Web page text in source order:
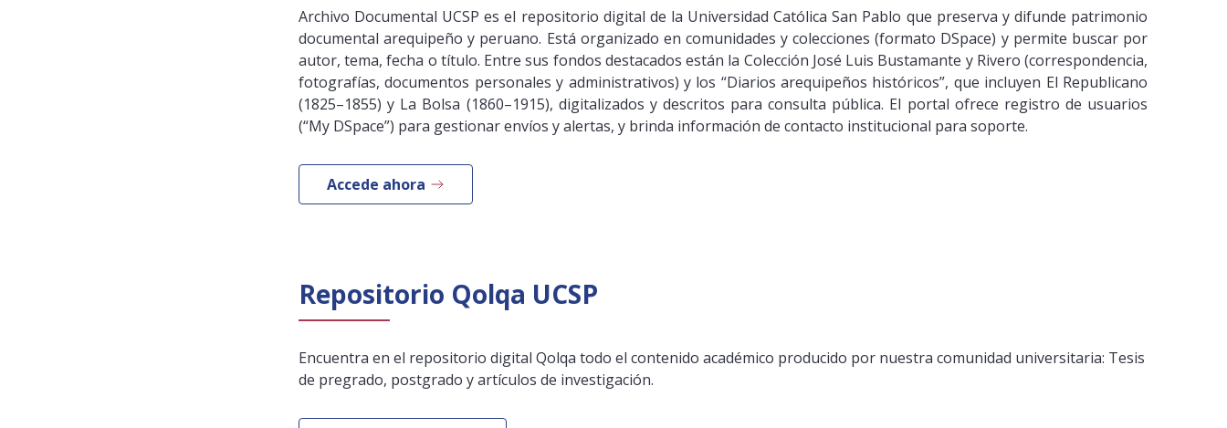
Archivo Documental UCSP es el repositorio digital de la Universidad Católica San Pablo que preserva y difunde patrimonio
documental arequipeño y peruano. Está organizado en comunidades y colecciones (formato DSpace) y permite buscar por
autor, tema, fecha o título. Entre sus fondos destacados están la Colección José Luis Bustamante y Rivero (correspondencia,
fotografías, documentos personales y administrativos) y los “Diarios arequipeños históricos”, que incluyen El Republicano
(1825–1855) y La Bolsa (1860–1915), digitalizados y descritos para consulta pública. El portal ofrece registro de usuarios
(“My DSpace”) para gestionar envíos y alertas, y brinda información de contacto institucional para soporte.
Accede ahora
Repositorio Qolqa UCSP
Encuentra en el repositorio digital Qolqa todo el contenido académico producido por nuestra comunidad universitaria: Tesis
de pregrado, postgrado y artículos de investigación.